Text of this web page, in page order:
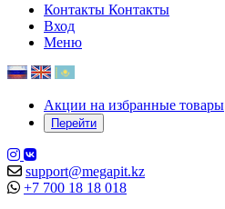
Контакты Контакты
Вход
Меню
Акции на избранные товары
Перейти
support@megapit.kz
+7 700 18 18 018